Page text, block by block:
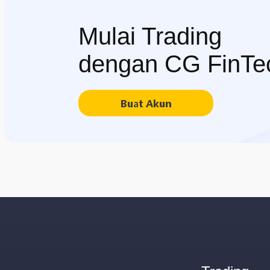
Mulai Trading
dengan CG
Buat Akun